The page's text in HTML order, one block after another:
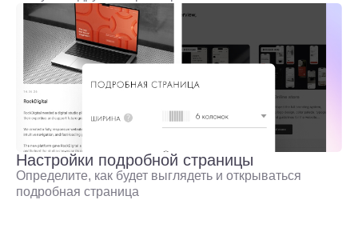
Настройки подробной страницы
Определите, как будет выглядеть и открываться
подробная страница